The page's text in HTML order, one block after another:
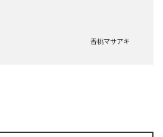
香桃マサアキ